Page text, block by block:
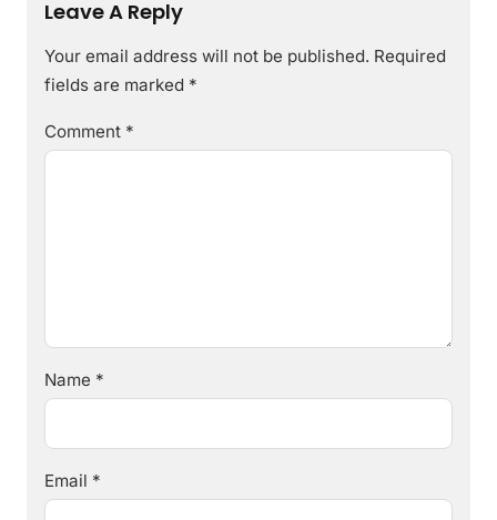
Leave A Reply
Your email address will not be published. Required
fields are marked *
Comment *
Name *
Email *